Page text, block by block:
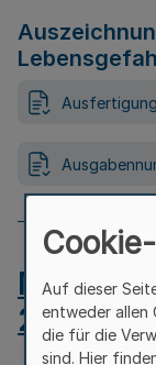
Auf dieser
entweder allen
die für die
sind. Hier